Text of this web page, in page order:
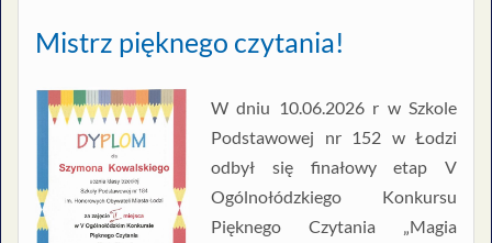
Mistrz pięknego czytania!
W dniu 10.06.2026 r w Szkole
Podstawowej nr 152 w Łodzi
odbył się finałowy etap V
Ogólnołódzkiego Konkursu
Pięknego Czytania „Magia